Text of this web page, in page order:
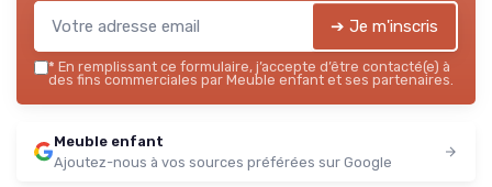
➔ Je m'inscris
* En remplissant ce formulaire, j’accepte d’être contacté(e) à
des fins commerciales par Meuble enfant et ses partenaires.
Meuble enfant
Ajoutez-nous à vos sources préférées sur Google